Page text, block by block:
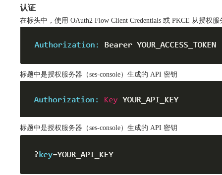
认证
在标头中，使用 OAuth2 Flow Client Credentials 或 PKCE 从授权服
标题中是授权服务器（ses-console）生成的 API 密钥
标题中是授权服务器（ses-console）生成的 API 密钥